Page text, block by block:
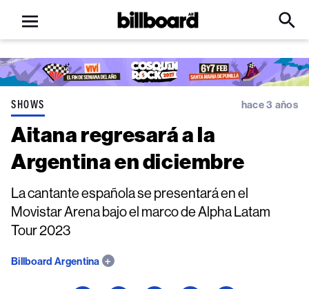
Open
menu
Billboard
Click
Input
SHOWS hace 3 años
Aitana regresará a la
Argentina en diciembre
La cantante española se presentará en el
Movistar Arena bajo el marco de Alpha Latam
Tour 2023
Billboard Argentina